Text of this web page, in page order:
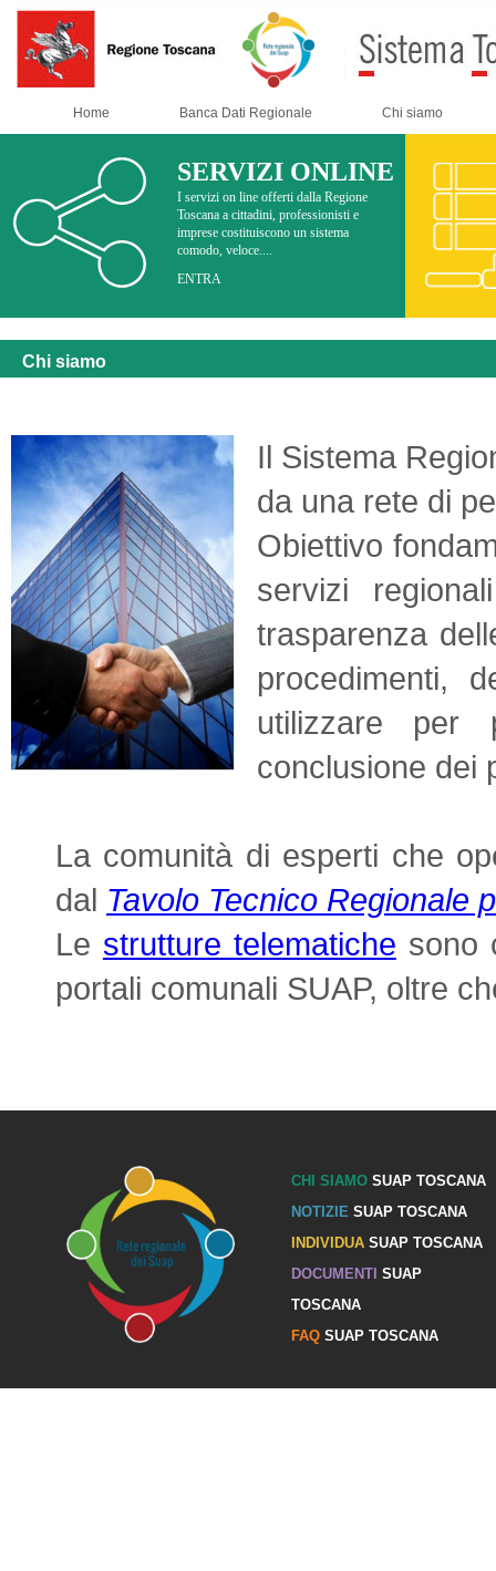
Home Banca Dati Regionale Chi siamo
SERVIZI ONLINE
I servizi on line offerti dalla Regione
Toscana a cittadini, professionisti e
imprese costituiscono un sistema
comodo, veloce....
ENTRA
Chi siamo
Il Sistema
da una rete di
Obiettivo
servizi
trasparenza
procedimenti,
utilizzare per
conclusione dei
La comunità di esperti che
dal Tavolo Tecnico Regionale
Le strutture telematiche sono
portali comunali SUAP, oltre
CHI SIAMOSUAP TOSCANA
NOTIZIE SUAP TOSCANA
INDIVIDUASUAP TOSCANA
DOCUMENTI SUAP
TOSCANA
FAQSUAP TOSCANA